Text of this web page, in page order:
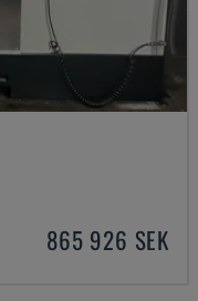
865 926 SEK